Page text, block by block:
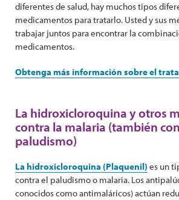
diferentes de salud, hay muchos tipos
medicamentos para tratarlo. Usted y sus
trabajar juntos para encontrar la
medicamentos.
Obtenga más información sobre el
La hidroxicloroquina y otros
contra la malaria (también
paludismo)
La hidroxicloroquina (Plaquenil) es un
contra el paludismo o malaria. Los
conocidos como antimaláricos) actúan